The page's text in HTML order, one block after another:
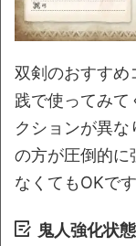
双剣のおすすめ
践で使ってみて
クションが異
の方が圧倒的に
なくてもOKです
鬼人強化状